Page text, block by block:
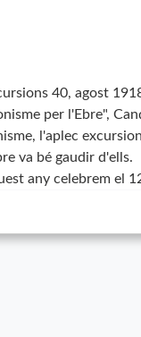
40, agost
per l'Ebre",
l'aplec
va bé gaudir
any celebrem el